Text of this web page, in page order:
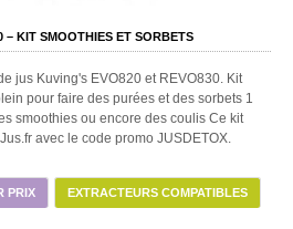
– KIT SMOOTHIES ET SORBETS
jus Kuving's EVO820 et REVO830. Kit
pour faire des purées et des sorbets 1
smoothies ou encore des coulis Ce kit
avec le code promo JUSDETOX.
PRIX EXTRACTEURS COMPATIBLES